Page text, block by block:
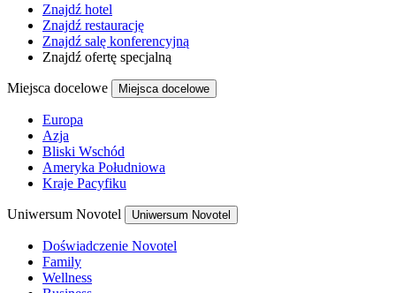
Znajdź hotel
Znajdź restaurację
Znajdź salę konferencyjną
Znajdź ofertę specjalną
Miejsca docelowe Miejsca docelowe
Europa
Azja
Bliski Wschód
Ameryka Południowa
Kraje Pacyfiku
Uniwersum Novotel Uniwersum Novotel
Doświadczenie Novotel
Family
Wellness